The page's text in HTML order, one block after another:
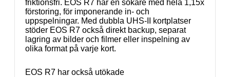
friktionsfri. EOS R7 har en sökare med hela 1,15x
förstoring, för imponerande in- och
uppspelningar. Med dubbla UHS-II kortplatser
stöder EOS R7 också direkt backup, separat
lagring av bilder och filmer eller inspelning av
olika format på varje kort.
EOS R7 har också utökade